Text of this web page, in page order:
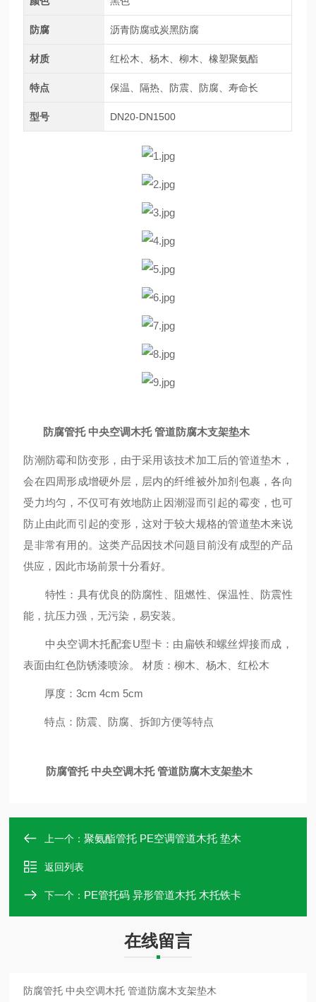
防腐 沥青防腐或炭黑防腐
材质 红松木、杨木、柳木、橡塑聚氨酯
特点 保温、隔热、防震、防腐、寿命长
型号 DN20-DN1500
防腐管托 中央空调木托 管道防腐木支架垫木
防潮防霉和防变形，由于采用该技术加工后的管道垫木，
会在四周形成增硬外层，层内的纤维被外加剂包裹，各向
受力均匀，不仅可有效地防止因潮湿而引起的霉变，也可
防止由此而引起的变形，这对于较大规格的管道垫木来说
是非常有用的。这类产品因技术问题目前没有成型的产品
供应，因此市场前景十分看好。
特性：具有优良的防腐性、阻燃性、保温性、防震性
能，抗压力强，无污染，易安装。
中央空调木托配套U型卡：由扁铁和螺丝焊接而成，
表面由红色防锈漆喷涂。 材质：柳木、杨木、红松木
厚度：3cm 4cm 5cm
特点：防震、防腐、拆卸方便等特点
防腐管托 中央空调木托 管道防腐木支架垫木
上一个：聚氨酯管托 PE空调管道木托 垫木
返回列表
下一个： PE管托码 异形管道木托 木托铁卡
在线留言